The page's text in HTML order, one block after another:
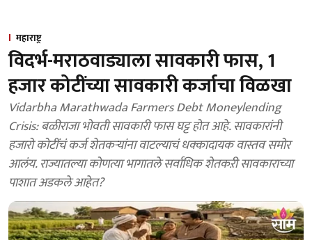
महाराष्ट्र
विदर्भ-मराठवाड्याला सावकारी फास, 1
हजार कोटींच्या सावकारी कर्जाचा विळखा
Vidarbha Marathwada Farmers Debt Moneylending
Crisis: बळीराजा भोवती सावकारी फास घट्ट होत आहे. सावकारांनी
हजारो कोटींचं कर्ज शेतकऱ्यांना वाटल्याचं धक्कादायक वास्तव समोर
आलंय. राज्यातल्या कोणत्या भागातले सर्वाधिक शेतकऱी सावकाराच्या
पाशात अडकले आहेत?